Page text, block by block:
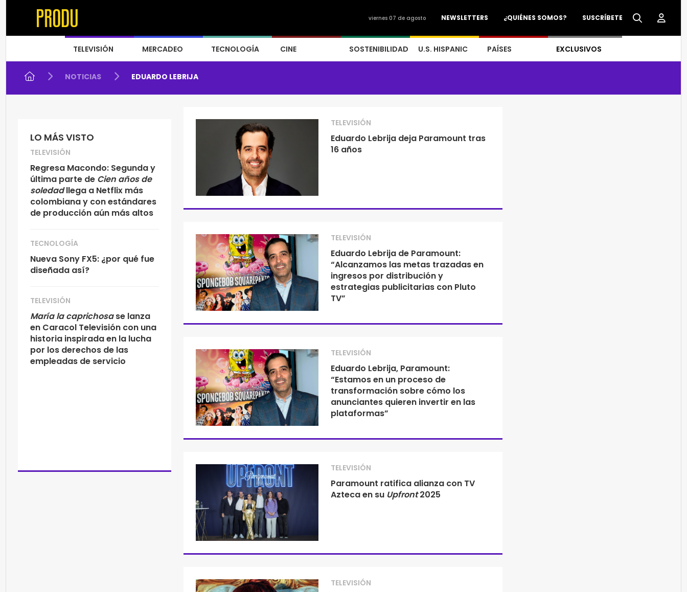
SUSCRÍBETE
¿QUIÉNES SOMOS?
NEWSLETTERS
viernes 07 de agosto
TELEVISIÓN MERCADEO TECNOLOGÍA CINE SOSTENIBILIDAD U.S. HISPANIC PAÍSES EXCLUSIVOS
NOTICIAS EDUARDO LEBRIJA
LO MÁS VISTO
TELEVISIÓN
Regresa Macondo: Segunda y
última parte de Cien años de
soledadllega a Netflix más
colombiana y con estándares
de producción aún más altos
TECNOLOGÍA
Nueva Sony FX5: ¿por qué fue
diseñada así?
TELEVISIÓN
María la caprichosase lanza
en Caracol Televisión con una
historia inspirada en la lucha
por los derechos de las
empleadas de servicio
TELEVISIÓN
Eduardo Lebrija deja Paramount tras
16 años
TELEVISIÓN
Eduardo Lebrija de Paramount:
“Alcanzamos las metas trazadas en
ingresos por distribución y
estrategias publicitarias con Pluto
TV”
TELEVISIÓN
Eduardo Lebrija, Paramount:
“Estamos en un proceso de
transformación sobre cómo los
anunciantes quieren invertir en las
plataformas”
TELEVISIÓN
Paramount ratifica alianza con TV
Azteca en su Upfront2025
TELEVISIÓN